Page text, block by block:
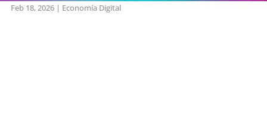
Feb 18, 2026| Economía Digital